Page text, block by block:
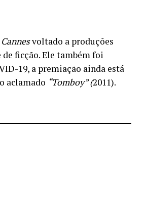
voltado a produções
ficção. Ele também foi
19, a premiação ainda está
aclamado “Tomboy” (2011).